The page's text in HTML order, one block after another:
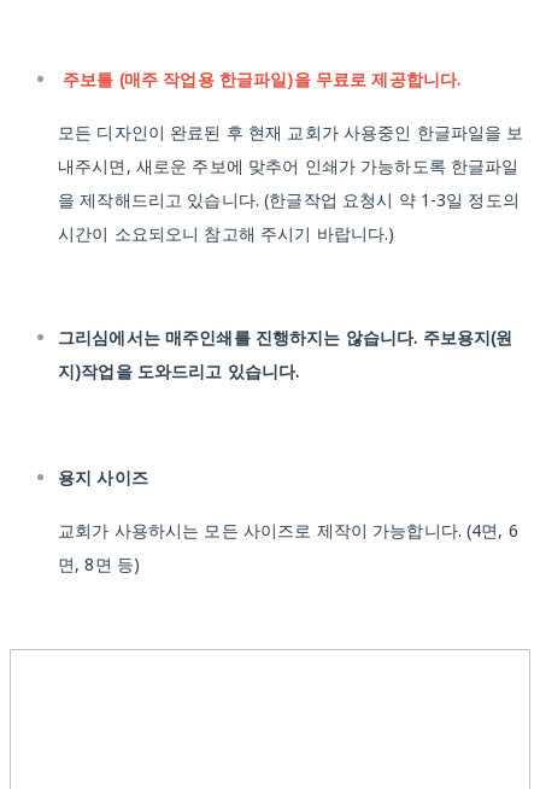
주보틀 (매주 작업용 한글파일)을 무료로 제공합니다.
모든 디자인이 완료된 후 현재 교회가 사용중인 한글파일을 보
내주시면, 새로운 주보에 맞추어 인쇄가 가능하도록 한글파일
을 제작해드리고 있습니다.(한글작업 요청시 약 1-3일 정도의
시간이 소요되오니 참고해 주시기 바랍니다.)
그리심에서는 매주인쇄를 진행하지는 않습니다. 주보용지(원
지)작업을 도와드리고 있습니다.
용지 사이즈
교회가 사용하시는 모든 사이즈로 제작이 가능합니다.(4면, 6
면, 8면 등)